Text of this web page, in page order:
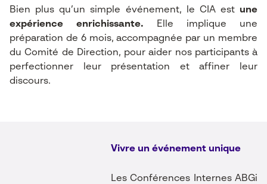
Bien plus qu’un simple événement, le CIA est une
expérience enrichissante.
Elle implique une
préparation de 6 mois, accompagnée par un membre
du Comité de Direction, pour aider nos participants à
perfectionner leur présentation et affiner leur
discours.
Vivre un événement unique
Les Conférences Internes ABGi